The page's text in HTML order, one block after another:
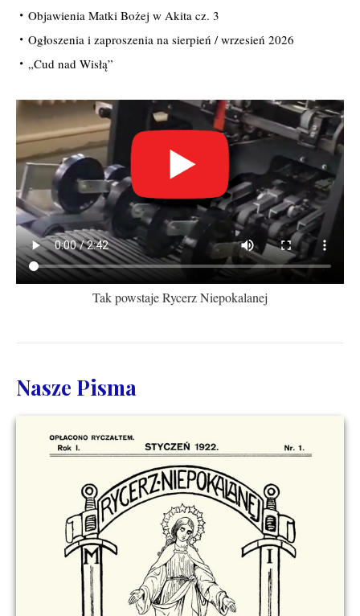
Objawienia Matki Bożej w Akita cz. 3
Ogłoszenia i zaproszenia na sierpień / wrzesień 2026
„Cud nad Wisłą”
Tak powstaje Rycerz Niepokalanej
Nasze Pisma